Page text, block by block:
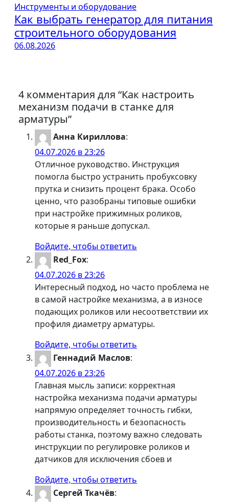
Инструменты и оборудование
Как выбрать генератор для питания
строительного оборудования
06.08.2026
4 комментария для “Как настроить
механизм подачи в станке для
арматуры”
Анна Кириллова:
04.07.2026 в 23:26
Отличное руководство. Инструкция
помогла быстро устранить пробуксовку
прутка и снизить процент брака. Особо
ценно, что разобраны типовые ошибки
при настройке прижимных роликов,
которые я раньше допускал.
Войдите, чтобы ответить
Red_Fox:
04.07.2026 в 23:26
Интересный подход, но часто проблема не
в самой настройке механизма, а в износе
подающих роликов или несоответствии их
профиля диаметру арматуры.
Войдите, чтобы ответить
Геннадий Маслов:
04.07.2026 в 23:26
Главная мысль записи: корректная
настройка механизма подачи арматуры
напрямую определяет точность гибки,
производительность и безопасность
работы станка, поэтому важно следовать
инструкции по регулировке роликов и
датчиков для исключения сбоев и
Войдите, чтобы ответить
Сергей Ткачёв: